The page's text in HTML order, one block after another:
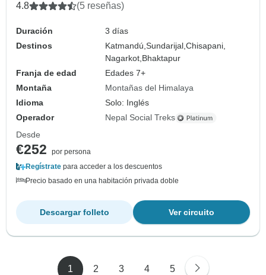
4.8 (5 reseñas)
Duración
3 días
Destinos
Katmandú,Sundarijal,Chisapani,
Nagarkot, Bhaktapur
Franja de edad
Edades 7+
Montaña
Montañas del Himalaya
Idioma
Solo: Inglés
Operador
Nepal Social Treks
Desde
€252
por persona
Regístrate para acceder a los descuentos
Precio basado en una habitación privada doble
Ver circuito
Descargar folleto
1 2 3 4 5